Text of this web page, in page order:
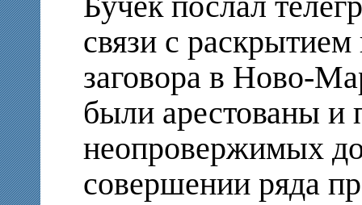
связи с
заговора в Ново-
были арестованы и
неопровержимых
совершении ряда